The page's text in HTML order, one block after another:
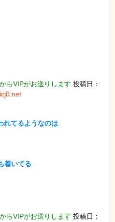
らVIPがお送りします 投稿日：
れてるようなのは
着いてる
らVIPがお送りします 投稿日：